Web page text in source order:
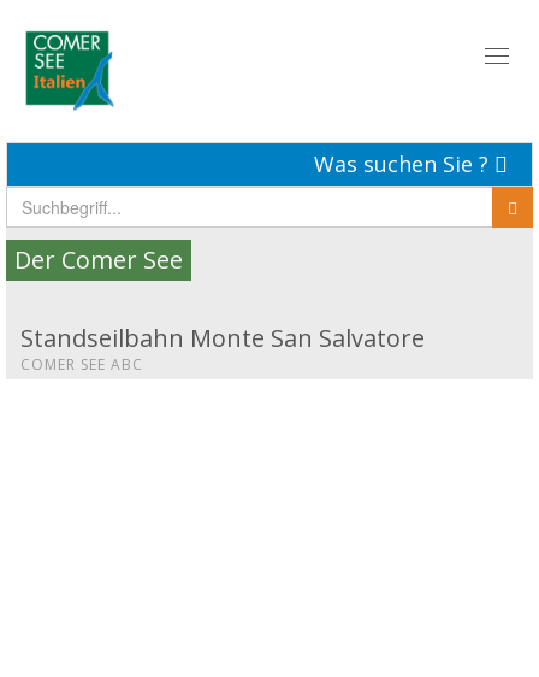
Was suchen Sie ?
Der Comer See
Standseilbahn Monte San Salvatore
COMER SEE ABC